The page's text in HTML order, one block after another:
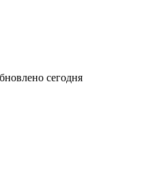
сегодня